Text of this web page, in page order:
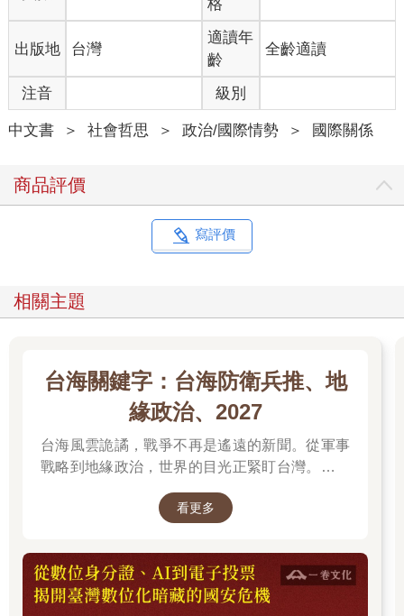
格
出版地 台灣
適讀年
齡
全齡適讀
注音 級別
中文書 ＞ 社會哲思 ＞ 政治/國際情勢 ＞ 國際關係
商品評價
寫評價
相關主題
台海關鍵字：台海防衛兵推、地
緣政治、2027
台海風雲詭譎，戰爭不再是遙遠的新聞。從軍事
戰略到地緣政治，世界的目光正緊盯台灣。我們
看更多